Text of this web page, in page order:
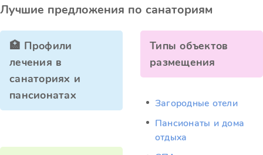
Лучшие предложения по санаториям
🏥 Профили
лечения в
санаториях и
пансионатах
Типы объектов
размещения
Загородные отели
Пансионаты и дома
отдыха